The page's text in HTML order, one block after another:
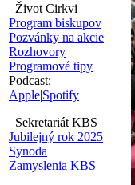
Život Cirkvi
Program biskupov
Pozvánky na akcie
Rozhovory
Programové tipy
Podcast:
Apple|Spotify
Sekretariát KBS
Jubilejný rok 2025
Synoda
Zamyslenia KBS